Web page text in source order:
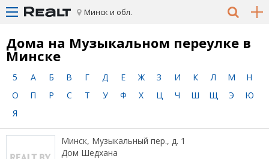
Минск и обл.
Дома на Музыкальном переулке в
Минске
5 А Б В Г Д Е Ж З И К Л М
Н
О
П Р С Т У Ф Х Ц Ч Ш Щ Э
Ю
Я
Минск, Музыкальный пер., д. 1
Дом Шедхана